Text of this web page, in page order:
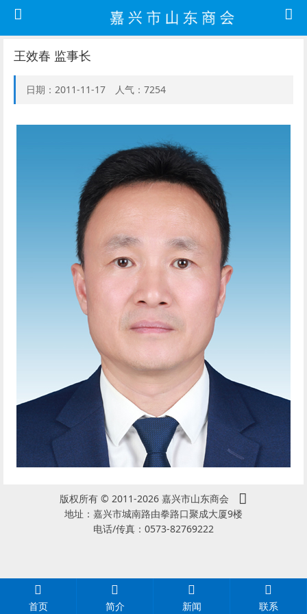
王效春 监事长
日期：2011-11-17 人气：7254
版权所有 © 2011-2026 嘉兴市山东商会
地址：嘉兴市城南路由拳路口聚成大厦9楼
电话/传真：0573-82769222
首页 简介 新闻 联系